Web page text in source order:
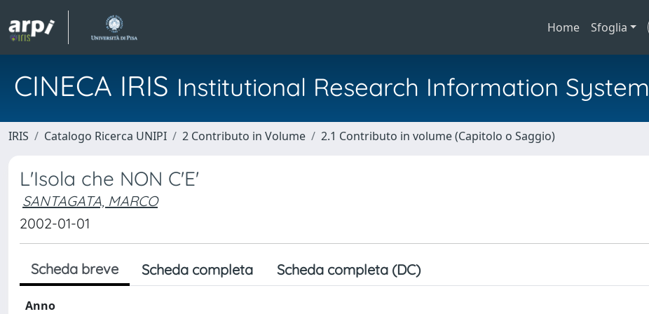
Home Sfoglia
CINECA IRIS Institutional Research Information System
IRIS Catalogo Ricerca UNIPI 2 Contributo in Volume 2.1 Contributo in volume (Capitolo o Saggio)
L'Isola che NON C'E'
SANTAGATA, MARCO
2002-01-01
Scheda breve Scheda completa Scheda completa (DC)
Anno